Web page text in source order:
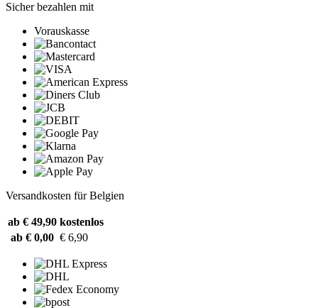
Sicher bezahlen mit
Vorauskasse
Versandkosten für Belgien
ab € 49,90 kostenlos
ab € 0,00 € 6,90